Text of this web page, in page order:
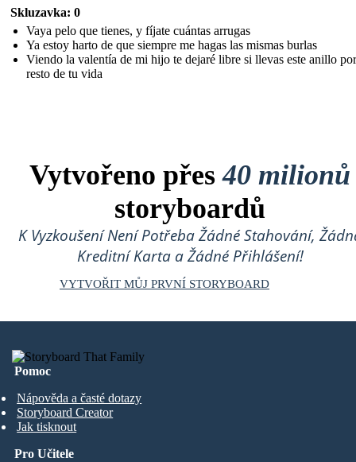
Skluzavka: 0
Vaya pelo que tienes, y fíjate cuántas arrugas
Ya estoy harto de que siempre me hagas las mismas burlas
Viendo la valentía de mi hijo te dejaré libre si llevas este anillo
resto de tu vida
Vytvořeno přes40 milionů
storyboardů
K Vyzkoušení Není Potřeba Žádné Stahování,
Kreditní Karta a Žádné Přihlášení!
VYTVOŘIT MŮJ PRVNÍ STORYBOARD
Pomoc
Nápověda a časté dotazy
Storyboard Creator
Jak tisknout
Pro Učitele